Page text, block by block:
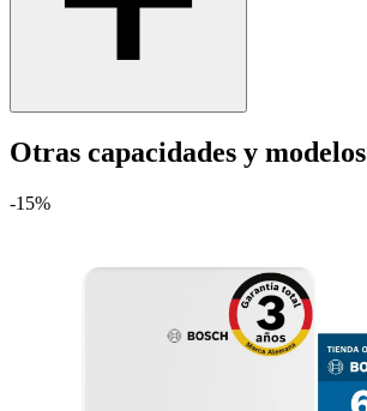
Otras capacidades y modelos
-15%